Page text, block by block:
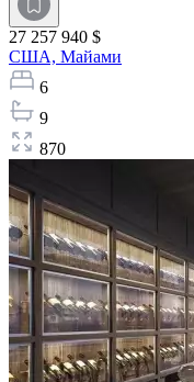
27 257 940 $
США, Майами
6
9
870